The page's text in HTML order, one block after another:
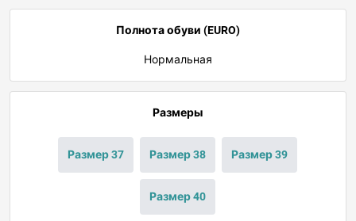
Полнота обуви (EURO)
Нормальная
Размеры
Размер 37 Размер 38 Размер 39
Размер 40